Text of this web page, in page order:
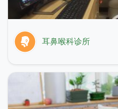
耳鼻喉科诊所